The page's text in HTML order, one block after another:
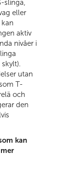
slinga,
eller
aktiv
nivåer i
utan
T-
och
den
kan